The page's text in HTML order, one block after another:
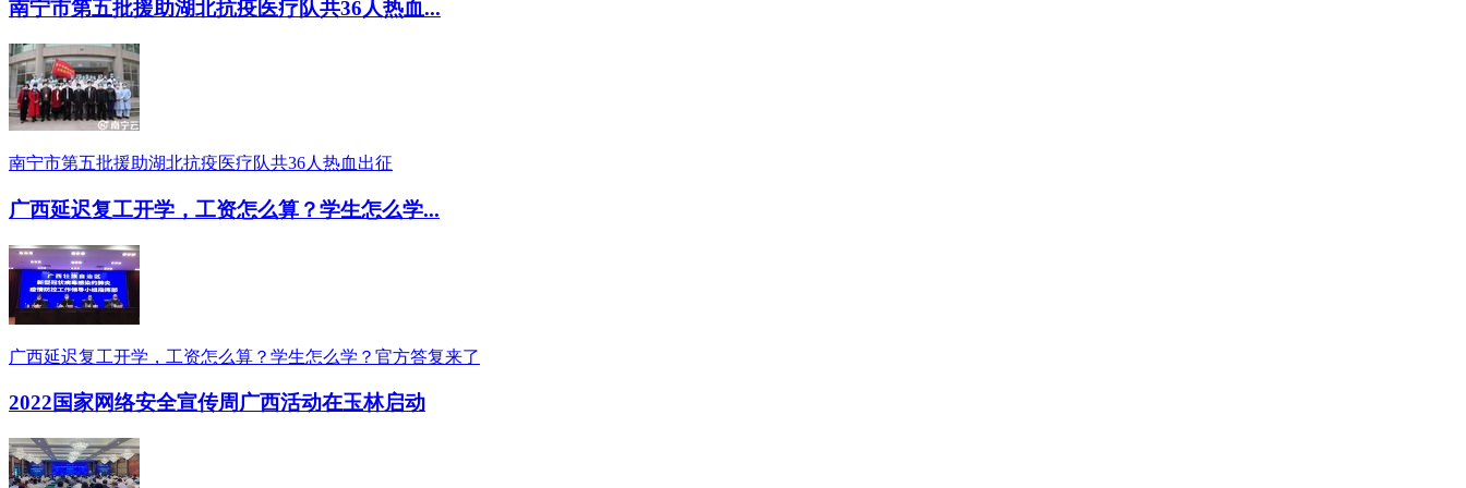
南宁市第五批援助湖北抗疫医疗队共36人热血...
南宁市第五批援助湖北抗疫医疗队共36人热血出征
广西延迟复工开学，工资怎么算？学生怎么学...
广西延迟复工开学，工资怎么算？学生怎么学？官方答复来了
2022国家网络安全宣传周广西活动在玉林启动